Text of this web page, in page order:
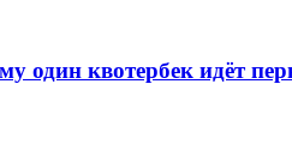
один квотербек идёт